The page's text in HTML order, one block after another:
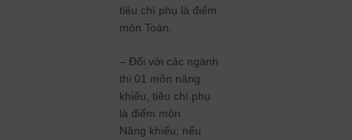
tiêu chí phụ là điểm
môn Toán.
– Đối với các ngành
thi 01 môn năng
khiếu, tiêu chí phụ
là điểm môn
Năng khiếu; nếu